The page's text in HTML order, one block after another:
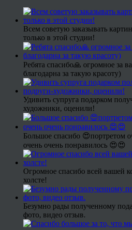
Всем советую заказывать
только в этой студии!
Ребята спасибо🙏 огромное за
благодарна за такую красоту)
Удивить супруга подарком
художники, оценили!
Большое спасибо 😍портретом
очень очень понравилось 😍😍
Огромное спасибо всей вашей
холсте!
Безумно рады полученному
фото, видео отзыв.